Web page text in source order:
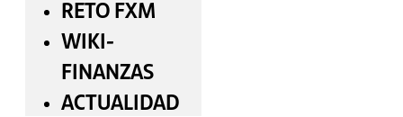
RETO FXM
WIKI-
FINANZAS
ACTUALIDAD